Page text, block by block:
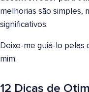
melhorias são simples,
significativos.
Deixe-me guiá-lo pelas
mim.
12 Dicas de